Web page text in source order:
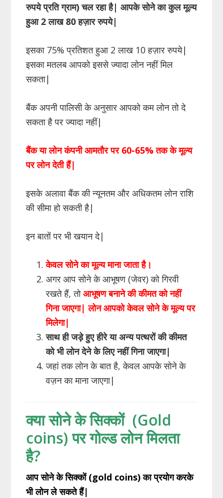
रुपये प्रति ग्राम) चल रहा है| आपके सोने का कुल मूल्य
हुआ 2 लाख 80 हज़ार रुपये|
इसका 75% प्रतिशत हुआ 2 लाख 10 हज़ार रुपये|
इसका मतलब आपको इससे ज्यादा लोन नहीं मिल
सकता|
बैंक अपनी पालिसी के अनुसार आपको कम लोन तो दे
सकता है पर ज्यादा नहीं|
बैंक या लोन कंपनी आमतौर पर 60-65% तक के मूल्य
पर लोन देती हैं|
इसके अलावा बैंक की न्यूनतम और अधिकतम लोन राशि
की सीमा हो सकती है|
इन बातों पर भी खयान दे|
केवल सोने का मूल्य माना जाता है।
अगर आप सोने के आभूषण (जेवर) को गिरवी
रखते हैं, तोआभूषण बनाने की कीमत को नहीं
गिना जाएगा| लोन आपको केवल सोने के मूल्य पर
मिलेगा|
साथ ही जड़े हुए हीरे या अन्य पत्थरों की कीमत
को भी लोन देने के लिए नहीं गिना जाएगा|
जहां तक लोन के बात है, केवल आपके सोने के
वज़न का माना जाएगा|
क्या सोने के सिक्कों (Gold
coins) पर गोल्ड लोन मिलता
है?
आप सोने के सिक्कों (gold coins) का प्रयोग करके
भी लोन ले सकते हैं|